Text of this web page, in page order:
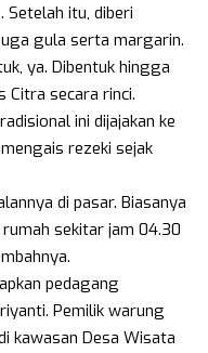
Setelah itu, diberi
gula serta margarin.
ya. Dibentuk hingga
Citra secara rinci.
ini dijajakan ke
rezeki sejak
di pasar. Biasanya
sekitar jam 04.30
pedagang
Pemilik warung
kawasan Desa Wisata